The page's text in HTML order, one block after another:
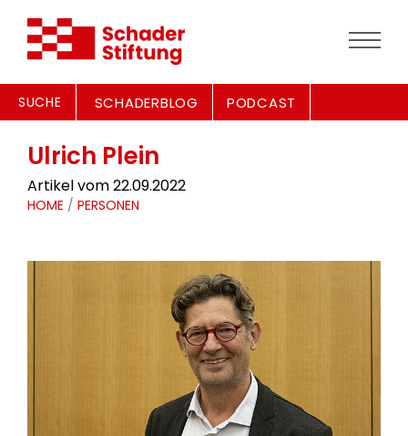
SUCHE SCHADERBLOG PODCAST
Ulrich Plein
Artikel vom 22.09.2022
HOME / PERSONEN